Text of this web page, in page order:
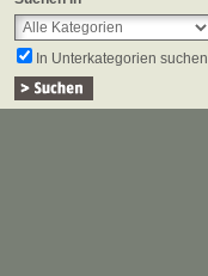
In Unterkategorien suchen